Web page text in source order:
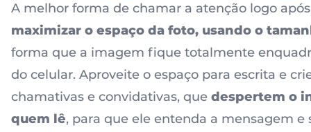
A melhor forma de chamar a atenção logo
maximizar o espaço da foto, usando o
forma que a imagem fique totalmente
do celular. Aproveite o espaço para escrita e
chamativas e convidativas, que despertem o
quem lê, para que ele entenda a mensagem e